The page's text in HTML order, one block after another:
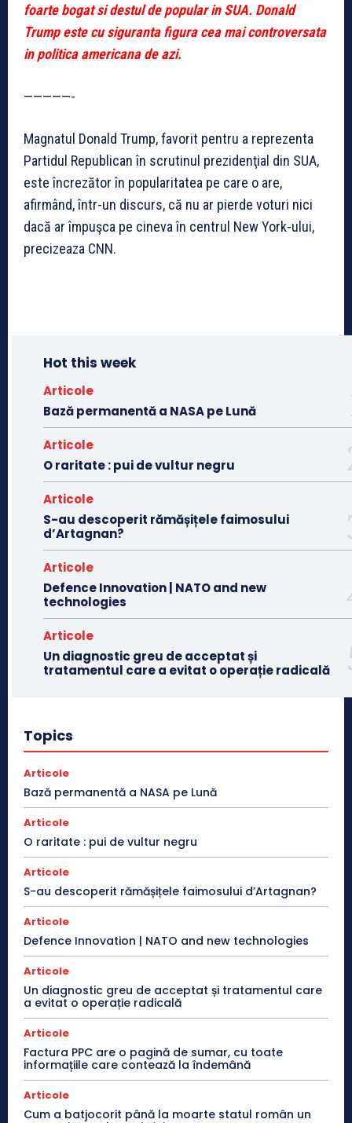
foarte bogat si destul de popular in SUA. Donald
Trump este cu siguranta figura cea mai controversata
in politica americana de azi.
—————-
Magnatul Donald Trump, favorit pentru a reprezenta
Partidul Republican în scrutinul prezidenţial din SUA,
este încrezător în popularitatea pe care o are,
afirmând, într-un discurs, că nu ar pierde voturi nici
dacă ar împuşca pe cineva în centrul New York-ului,
precizeaza CNN.
Hot this week
Articole
Bază permanentă a NASA pe Lună
Articole
O raritate : pui de vultur negru
Articole
S-au descoperit rămășițele faimosului
d’Artagnan?
Articole
Defence Innovation | NATO and new
technologies
Articole
Un diagnostic greu de acceptat și
tratamentul care a evitat o operație radicală
Topics
Articole
Bază permanentă a NASA pe Lună
Articole
O raritate : pui de vultur negru
Articole
S-au descoperit rămășițele faimosului d’Artagnan?
Articole
Defence Innovation | NATO and new technologies
Articole
Un diagnostic greu de acceptat și tratamentul care
a evitat o operație radicală
Articole
Factura PPC are o pagină de sumar, cu toate
informațiile care contează la îndemână
Articole
Cum a batjocorit până la moarte statul român un